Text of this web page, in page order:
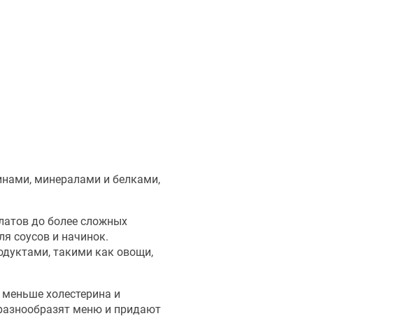
минералами и белками,
до более сложных
соусов и начинок.
такими как овощи,
холестерина и
меню и придают